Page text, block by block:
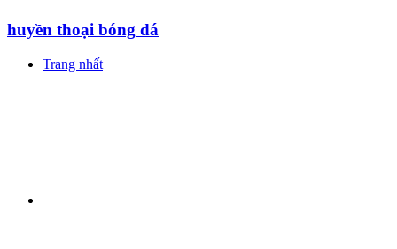
huyền thoại bóng đá
Trang nhất